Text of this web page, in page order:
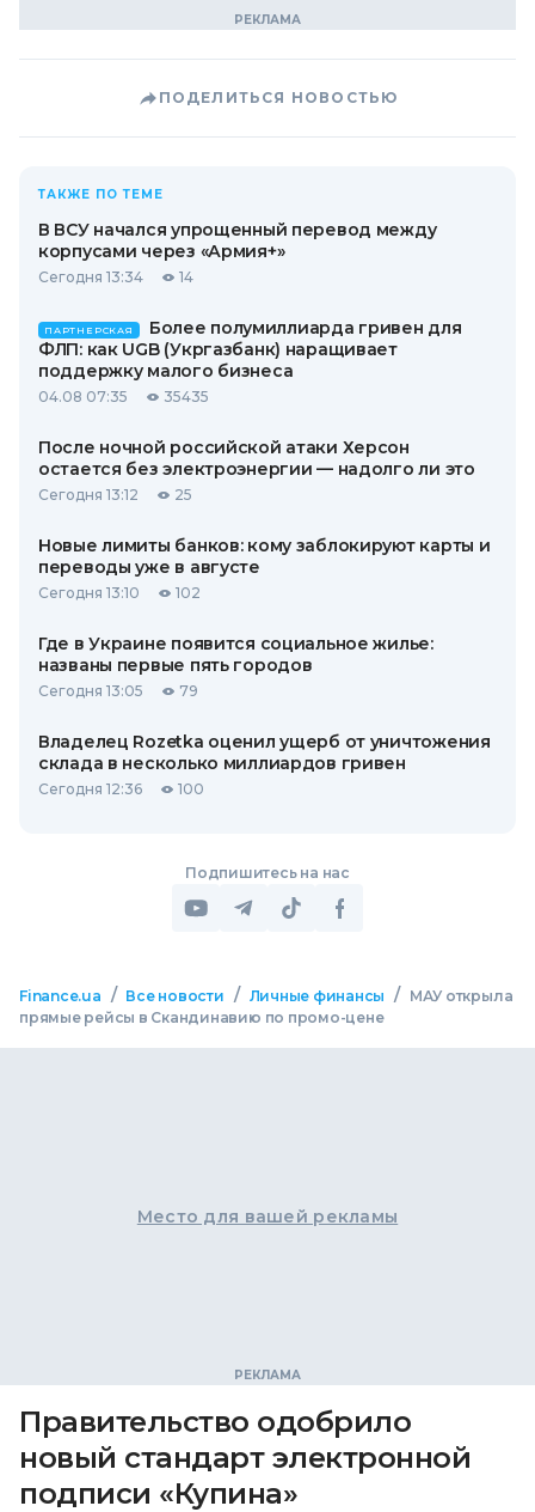
ПОДЕЛИТЬСЯ НОВОСТЬЮ
ТАКЖЕ ПО ТЕМЕ
В ВСУ начался упрощенный перевод между
корпусами через «Армия+»
Сегодня 13:34 14
ПАРТНЕРСКАЯ
Более полумиллиарда гривен для
ФЛП: как UGB (Укргазбанк) наращивает
поддержку малого бизнеса
04.08 07:35 35435
После ночной российской атаки Херсон
остается без электроэнергии — надолго ли это
Сегодня 13:12 25
Новые лимиты банков: кому заблокируют карты и
переводы уже в августе
Сегодня 13:10 102
Где в Украине появится социальное жилье:
названы первые пять городов
Сегодня 13:05 79
Владелец Rozetka оценил ущерб от уничтожения
склада в несколько миллиардов гривен
Сегодня 12:36 100
Подпишитесь на нас
Finance.ua / Все новости / Личные финансы /
МАУ открыла
прямые рейсы в Скандинавию по промо-цене
Место для вашей рекламы
Правительство одобрило
новый стандарт электронной
подписи «Купина»